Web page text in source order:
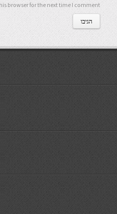
browser for the next time I comment.